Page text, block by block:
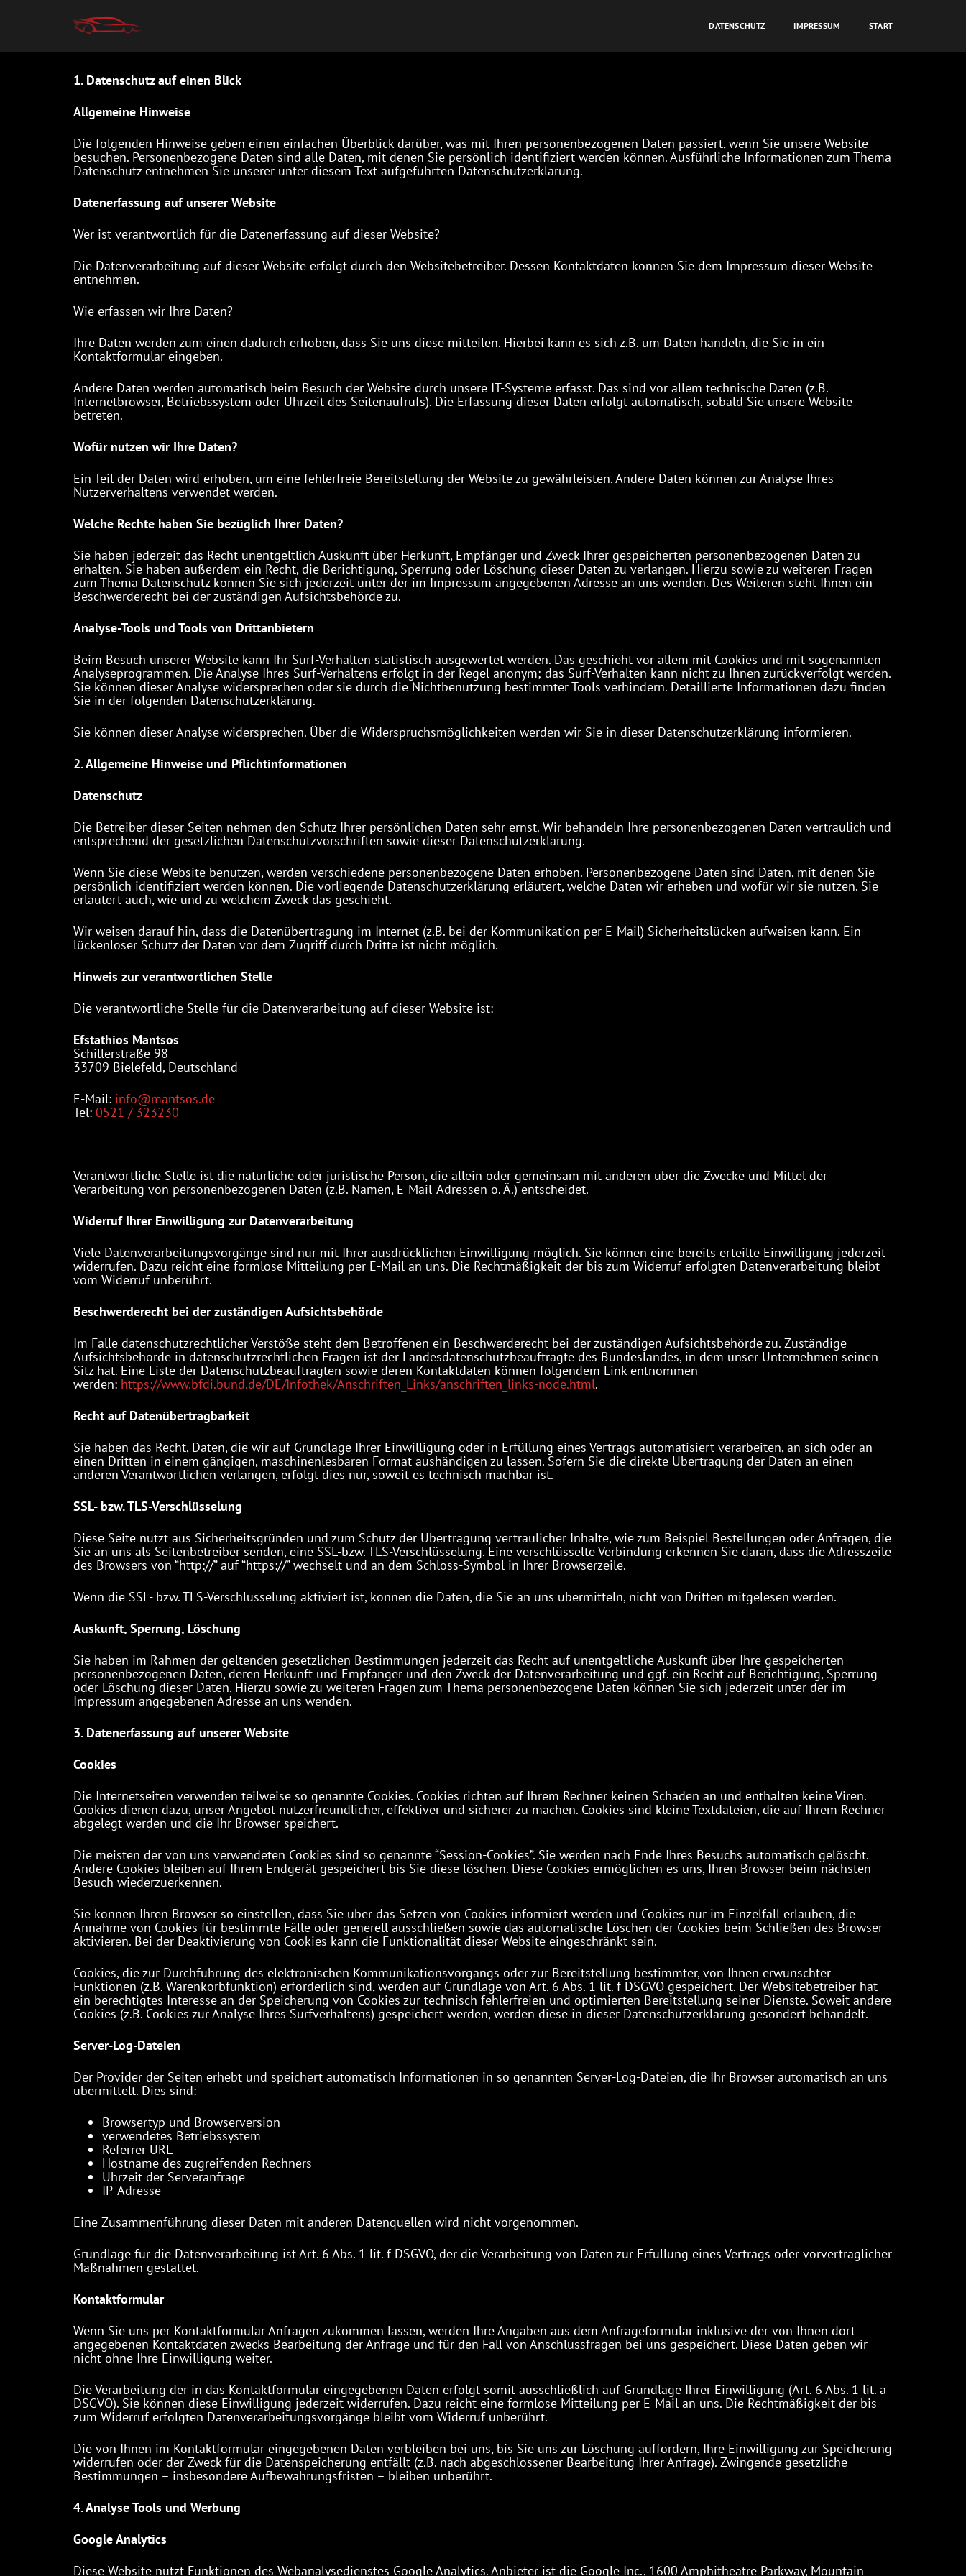
DATENSCHUTZ IMPRESSUM START
1. Datenschutz auf einen Blick
Allgemeine Hinweise
Die folgenden Hinweise geben einen einfachen Überblick darüber, was mit Ihren personenbezogenen Daten passiert, wenn Sie unsere Website
besuchen. Personenbezogene Daten sind alle Daten, mit denen Sie persönlich identifiziert werden können. Ausführliche Informationen zum Thema
Datenschutz entnehmen Sie unserer unter diesem Text aufgeführten Datenschutzerklärung.
Datenerfassung auf unserer Website
Wer ist verantwortlich für die Datenerfassung auf dieser Website?
Die Datenverarbeitung auf dieser Website erfolgt durch den Websitebetreiber. Dessen Kontaktdaten können Sie dem Impressum dieser Website
entnehmen.
Wie erfassen wir Ihre Daten?
Ihre Daten werden zum einen dadurch erhoben, dass Sie uns diese mitteilen. Hierbei kann es sich z.B. um Daten handeln, die Sie in ein
Kontaktformular eingeben.
Andere Daten werden automatisch beim Besuch der Website durch unsere IT-Systeme erfasst. Das sind vor allem technische Daten (z.B.
Internetbrowser, Betriebssystem oder Uhrzeit des Seitenaufrufs). Die Erfassung dieser Daten erfolgt automatisch, sobald Sie unsere Website
betreten.
Wofür nutzen wir Ihre Daten?
Ein Teil der Daten wird erhoben, um eine fehlerfreie Bereitstellung der Website zu gewährleisten. Andere Daten können zur Analyse Ihres
Nutzerverhaltens verwendet werden.
Welche Rechte haben Sie bezüglich Ihrer Daten?
Sie haben jederzeit das Recht unentgeltlich Auskunft über Herkunft, Empfänger und Zweck Ihrer gespeicherten personenbezogenen Daten zu
erhalten. Sie haben außerdem ein Recht, die Berichtigung, Sperrung oder Löschung dieser Daten zu verlangen. Hierzu sowie zu weiteren Fragen
zum Thema Datenschutz können Sie sich jederzeit unter der im Impressum angegebenen Adresse an uns wenden. Des Weiteren steht Ihnen ein
Beschwerderecht bei der zuständigen Aufsichtsbehörde zu.
Analyse-Tools und Tools von Drittanbietern
Beim Besuch unserer Website kann Ihr Surf-Verhalten statistisch ausgewertet werden. Das geschieht vor allem mit Cookies und mit sogenannten
Analyseprogrammen. Die Analyse Ihres Surf-Verhaltens erfolgt in der Regel anonym; das Surf-Verhalten kann nicht zu Ihnen zurückverfolgt werden.
Sie können dieser Analyse widersprechen oder sie durch die Nichtbenutzung bestimmter Tools verhindern. Detaillierte Informationen dazu finden
Sie in der folgenden Datenschutzerklärung.
Sie können dieser Analyse widersprechen. Über die Widerspruchsmöglichkeiten werden wir Sie in dieser Datenschutzerklärung informieren.
2. Allgemeine Hinweise und Pflichtinformationen
Datenschutz
Die Betreiber dieser Seiten nehmen den Schutz Ihrer persönlichen Daten sehr ernst. Wir behandeln Ihre personenbezogenen Daten vertraulich und
entsprechend der gesetzlichen Datenschutzvorschriften sowie dieser Datenschutzerklärung.
Wenn Sie diese Website benutzen, werden verschiedene personenbezogene Daten erhoben. Personenbezogene Daten sind Daten, mit denen Sie
persönlich identifiziert werden können. Die vorliegende Datenschutzerklärung erläutert, welche Daten wir erheben und wofür wir sie nutzen. Sie
erläutert auch, wie und zu welchem Zweck das geschieht.
Wir weisen darauf hin, dass die Datenübertragung im Internet (z.B. bei der Kommunikation per E-Mail) Sicherheitslücken aufweisen kann. Ein
lückenloser Schutz der Daten vor dem Zugriff durch Dritte ist nicht möglich.
Hinweis zur verantwortlichen Stelle
Die verantwortliche Stelle für die Datenverarbeitung auf dieser Website ist:
Efstathios Mantsos
Schillerstraße 98
33709 Bielefeld, Deutschland
E-Mail: info@mantsos.de
Tel: 0521 / 323230
Verantwortliche Stelle ist die natürliche oder juristische Person, die allein oder gemeinsam mit anderen über die Zwecke und Mittel der
Verarbeitung von personenbezogenen Daten (z.B. Namen, E-Mail-Adressen o. Ä.) entscheidet.
Widerruf Ihrer Einwilligung zur Datenverarbeitung
Viele Datenverarbeitungsvorgänge sind nur mit Ihrer ausdrücklichen Einwilligung möglich. Sie können eine bereits erteilte Einwilligung jederzeit
widerrufen. Dazu reicht eine formlose Mitteilung per E-Mail an uns. Die Rechtmäßigkeit der bis zum Widerruf erfolgten Datenverarbeitung bleibt
vom Widerruf unberührt.
Beschwerderecht bei der zuständigen Aufsichtsbehörde
Im Falle datenschutzrechtlicher Verstöße steht dem Betroffenen ein Beschwerderecht bei der zuständigen Aufsichtsbehörde zu. Zuständige
Aufsichtsbehörde in datenschutzrechtlichen Fragen ist der Landesdatenschutzbeauftragte des Bundeslandes, in dem unser Unternehmen seinen
Sitz hat. Eine Liste der Datenschutzbeauftragten sowie deren Kontaktdaten können folgendem Link entnommen
werden: https://www.bfdi.bund.de/DE/Infothek/Anschriften_Links/anschriften_links-node.html.
Recht auf Datenübertragbarkeit
Sie haben das Recht, Daten, die wir auf Grundlage Ihrer Einwilligung oder in Erfüllung eines Vertrags automatisiert verarbeiten, an sich oder an
einen Dritten in einem gängigen, maschinenlesbaren Format aushändigen zu lassen. Sofern Sie die direkte Übertragung der Daten an einen
anderen Verantwortlichen verlangen, erfolgt dies nur, soweit es technisch machbar ist.
SSL- bzw. TLS-Verschlüsselung
Diese Seite nutzt aus Sicherheitsgründen und zum Schutz der Übertragung vertraulicher Inhalte, wie zum Beispiel Bestellungen oder Anfragen, die
Sie an uns als Seitenbetreiber senden, eine SSL-bzw. TLS-Verschlüsselung. Eine verschlüsselte Verbindung erkennen Sie daran, dass die Adresszeile
des Browsers von “http://” auf “https://” wechselt und an dem Schloss-Symbol in Ihrer Browserzeile.
Wenn die SSL- bzw. TLS-Verschlüsselung aktiviert ist, können die Daten, die Sie an uns übermitteln, nicht von Dritten mitgelesen werden.
Auskunft, Sperrung, Löschung
Sie haben im Rahmen der geltenden gesetzlichen Bestimmungen jederzeit das Recht auf unentgeltliche Auskunft über Ihre gespeicherten
personenbezogenen Daten, deren Herkunft und Empfänger und den Zweck der Datenverarbeitung und ggf. ein Recht auf Berichtigung, Sperrung
oder Löschung dieser Daten. Hierzu sowie zu weiteren Fragen zum Thema personenbezogene Daten können Sie sich jederzeit unter der im
Impressum angegebenen Adresse an uns wenden.
3. Datenerfassung auf unserer Website
Cookies
Die Internetseiten verwenden teilweise so genannte Cookies. Cookies richten auf Ihrem Rechner keinen Schaden an und enthalten keine Viren.
Cookies dienen dazu, unser Angebot nutzerfreundlicher, effektiver und sicherer zu machen. Cookies sind kleine Textdateien, die auf Ihrem Rechner
abgelegt werden und die Ihr Browser speichert.
Die meisten der von uns verwendeten Cookies sind so genannte “Session-Cookies”. Sie werden nach Ende Ihres Besuchs automatisch gelöscht.
Andere Cookies bleiben auf Ihrem Endgerät gespeichert bis Sie diese löschen. Diese Cookies ermöglichen es uns, Ihren Browser beim nächsten
Besuch wiederzuerkennen.
Sie können Ihren Browser so einstellen, dass Sie über das Setzen von Cookies informiert werden und Cookies nur im Einzelfall erlauben, die
Annahme von Cookies für bestimmte Fälle oder generell ausschließen sowie das automatische Löschen der Cookies beim Schließen des Browser
aktivieren. Bei der Deaktivierung von Cookies kann die Funktionalität dieser Website eingeschränkt sein.
Cookies, die zur Durchführung des elektronischen Kommunikationsvorgangs oder zur Bereitstellung bestimmter, von Ihnen erwünschter
Funktionen (z.B. Warenkorbfunktion) erforderlich sind, werden auf Grundlage von Art. 6 Abs. 1 lit. f DSGVO gespeichert. Der Websitebetreiber hat
ein berechtigtes Interesse an der Speicherung von Cookies zur technisch fehlerfreien und optimierten Bereitstellung seiner Dienste. Soweit andere
Cookies (z.B. Cookies zur Analyse Ihres Surfverhaltens) gespeichert werden, werden diese in dieser Datenschutzerklärung gesondert behandelt.
Server-Log-Dateien
Der Provider der Seiten erhebt und speichert automatisch Informationen in so genannten Server-Log-Dateien, die Ihr Browser automatisch an uns
übermittelt. Dies sind:
Browsertyp und Browserversion
verwendetes Betriebssystem
Referrer URL
Hostname des zugreifenden Rechners
Uhrzeit der Serveranfrage
IP-Adresse
Eine Zusammenführung dieser Daten mit anderen Datenquellen wird nicht vorgenommen.
Grundlage für die Datenverarbeitung ist Art. 6 Abs. 1 lit. f DSGVO, der die Verarbeitung von Daten zur Erfüllung eines Vertrags oder vorvertraglicher
Maßnahmen gestattet.
Kontaktformular
Wenn Sie uns per Kontaktformular Anfragen zukommen lassen, werden Ihre Angaben aus dem Anfrageformular inklusive der von Ihnen dort
angegebenen Kontaktdaten zwecks Bearbeitung der Anfrage und für den Fall von Anschlussfragen bei uns gespeichert. Diese Daten geben wir
nicht ohne Ihre Einwilligung weiter.
Die Verarbeitung der in das Kontaktformular eingegebenen Daten erfolgt somit ausschließlich auf Grundlage Ihrer Einwilligung (Art. 6 Abs. 1 lit. a
DSGVO). Sie können diese Einwilligung jederzeit widerrufen. Dazu reicht eine formlose Mitteilung per E-Mail an uns. Die Rechtmäßigkeit der bis
zum Widerruf erfolgten Datenverarbeitungsvorgänge bleibt vom Widerruf unberührt.
Die von Ihnen im Kontaktformular eingegebenen Daten verbleiben bei uns, bis Sie uns zur Löschung auffordern, Ihre Einwilligung zur Speicherung
widerrufen oder der Zweck für die Datenspeicherung entfällt (z.B. nach abgeschlossener Bearbeitung Ihrer Anfrage). Zwingende gesetzliche
Bestimmungen – insbesondere Aufbewahrungsfristen – bleiben unberührt.
4. Analyse Tools und Werbung
Google Analytics
Diese Website nutzt Funktionen des Webanalysedienstes Google Analytics. Anbieter ist die Google Inc., 1600 Amphitheatre Parkway, Mountain